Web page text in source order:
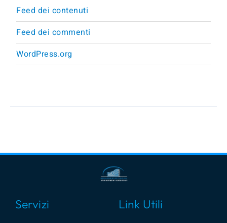
Feed dei contenuti
Feed dei commenti
WordPress.org
Servizi Link Utili